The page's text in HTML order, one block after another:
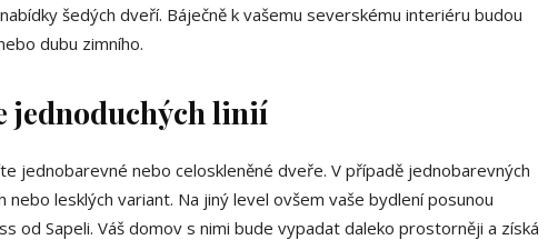
šedých dveří. Báječně k vašemu severskému interiéru budou
dubu zimního.
jednoduchých linií
jednobarevné nebo celoskleněné dveře. V případě jednobarevných
lesklých variant. Na jiný level ovšem vaše bydlení posunou
od Sapeli. Váš domov s nimi bude vypadat daleko prostorněji a získá